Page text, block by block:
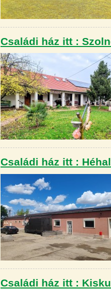
Családi ház itt :
Családi ház itt :
Családi ház itt :